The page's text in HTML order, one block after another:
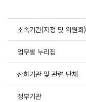
소속기관(지청 및 위원회)
업무별 누리집
산하기관 및 관련 단체
정부기관